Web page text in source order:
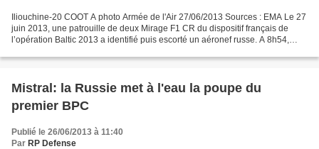
Iliouchine-20 COOT A photo Armée de l'Air 27/06/2013 Sources : EMA Le 27
juin 2013, une patrouille de deux Mirage F1 CR du dispositif français de
l’opération Baltic 2013 a identifié puis escorté un aéronef russe. A 8h54,
Mistral: la Russie met à l'eau la poupe du
premier BPC
Publié le 26/06/2013 à 11:40
Par RP Defense